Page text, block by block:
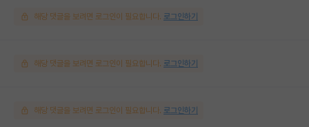
해당 댓글을 보려면 로그인이 필요합니다. 로그인하기
해당 댓글을 보려면 로그인이 필요합니다. 로그인하기
해당 댓글을 보려면 로그인이 필요합니다. 로그인하기